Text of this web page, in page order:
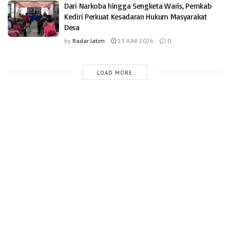
Dari Narkoba hingga Sengketa Waris, Pemkab
Kediri Perkuat Kesadaran Hukum Masyarakat
Desa
by Radar Jatim 23 JUNI 2026 0
LOAD MORE